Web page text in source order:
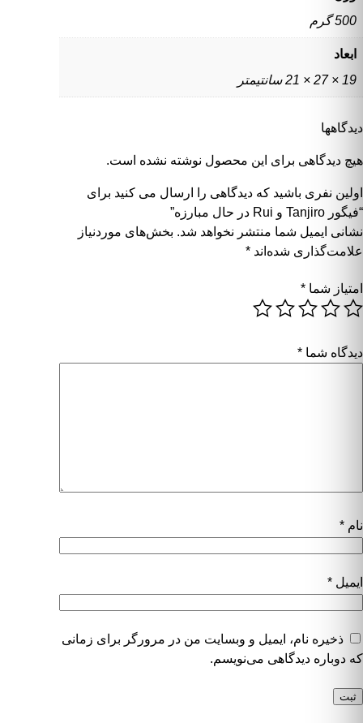
500 گرم
ابعاد
19 × 27 × 21 سانتیمتر
دیدگاهها
هیچ دیدگاهی برای این محصول نوشته نشده است.
اولین نفری باشید که دیدگاهی را ارسال می کنید برای
“فیگور Tanjiro و Rui در حال مبارزه”
نشانی ایمیل شما منتشر نخواهد شد. بخش‌های موردنیاز
علامت‌گذاری شده‌اند *
امتیاز شما *
دیدگاه شما *
نام *
ایمیل *
ذخیره نام، ایمیل و وبسایت من در مرورگر برای زمانی
که دوباره دیدگاهی می‌نویسم.